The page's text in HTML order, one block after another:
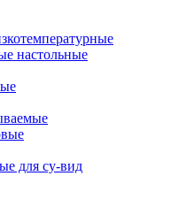
настольные
для су-вид